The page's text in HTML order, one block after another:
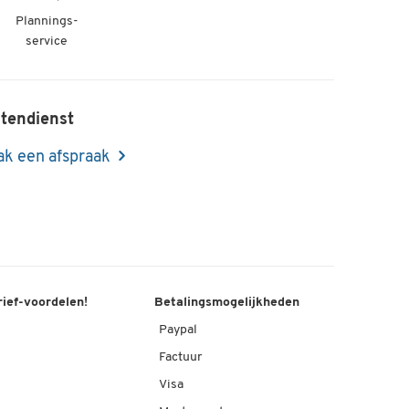
Plannings-
service
een afspraak
voordelen! Betalingsmogelijkheden
Paypal
Factuur
Visa